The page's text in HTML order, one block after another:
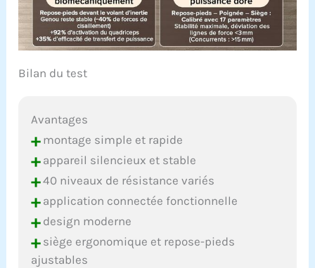
Bilan du test
Avantages
+montage simple et rapide
+appareil silencieux et stable
+40 niveaux de résistance variés
+application connectée fonctionnelle
+design moderne
+siège ergonomique et repose-pieds
ajustables